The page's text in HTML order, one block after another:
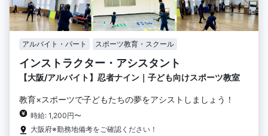
アルバイト・パート スポーツ教育・スクール
インストラクター・アシスタント
【大阪/アルバイト】忍者ナイン｜子ども向けスポーツ教室
教育×スポーツで子どもたちの夢をアシストしましょう！
時給: 1,200円〜
大阪府※勤務地備考をご確認ください！